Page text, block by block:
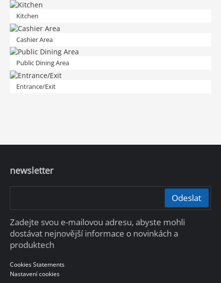
Kitchen
Cashier Area
Public Dining Area
Entrance/Exit
newsletter
Odeslat
Zadejte svou e-mailovou adresu, abyste mohli
dostávat nejnovější informace o novinkách a
produktech
Cookies Statements
Nastavení cookies